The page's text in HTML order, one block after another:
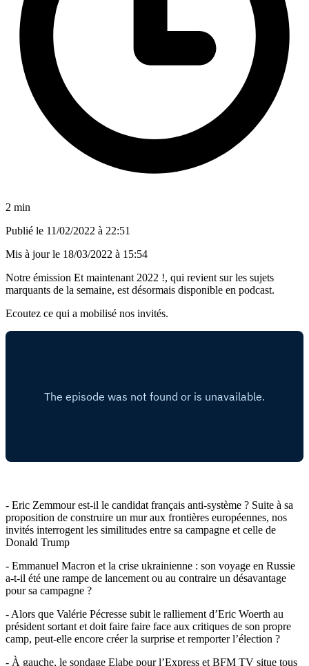
2 min
Publié le 11/02/2022 à 22:51
Mis à jour le 18/03/2022 à 15:54
Notre émission Et maintenant 2022 !, qui revient sur les sujets
marquants de la semaine, est désormais disponible en podcast.
Ecoutez ce qui a mobilisé nos invités.
- Eric Zemmour est-il le candidat français anti-système ? Suite à sa
proposition de construire un mur aux frontières européennes, nos
invités interrogent les similitudes entre sa campagne et celle de
Donald Trump
- Emmanuel Macron et la crise ukrainienne : son voyage en Russie
a-t-il été une rampe de lancement ou au contraire un désavantage
pour sa campagne ?
- Alors que Valérie Pécresse subit le ralliement d’Eric Woerth au
président sortant et doit faire faire face aux critiques de son propre
camp, peut-elle encore créer la surprise et remporter l’élection ?
- À gauche, le sondage Elabe pour l’Express et BFM TV situe tous